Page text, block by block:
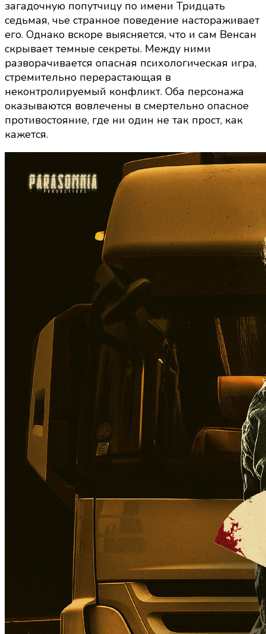
и
добыча
(2024):
постер,
описание
загадочную попутчицу по имени Тридцать
седьмая, чье странное поведение настораживает
его. Однако вскоре выясняется, что и сам Венсан
скрывает темные секреты. Между ними
разворачивается опасная психологическая игра,
стремительно перерастающая в
неконтролируемый конфликт. Оба персонажа
оказываются вовлечены в смертельно опасное
противостояние, где ни один не так прост, как
кажется.